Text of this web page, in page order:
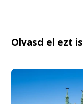
Olvasd el ezt is